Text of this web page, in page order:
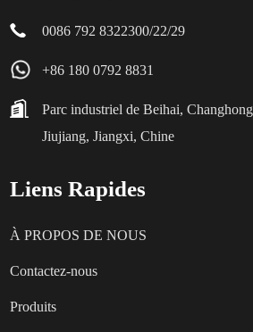
0086 792 8322300/22/29
+86 180 0792 8831
Parc industriel de Beihai,
Jiujiang, Jiangxi, Chine
Liens Rapides
À PROPOS DE NOUS
Contactez-nous
Produits